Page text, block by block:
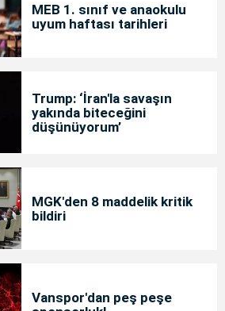
MEB 1. sınıf ve anaokulu
uyum haftası tarihleri
Trump: ‘İran'la savaşın
yakında biteceğini
düşünüyorum’
MGK'den 8 maddelik kritik
bildiri
Vanspor'dan peş peşe